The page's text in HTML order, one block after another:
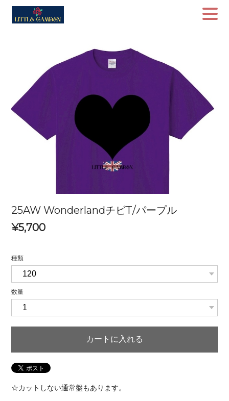
25AW WonderlandチビT/パープル
¥5,700
種類
数量
カートに入れる
☆カットしない通常盤もあります。